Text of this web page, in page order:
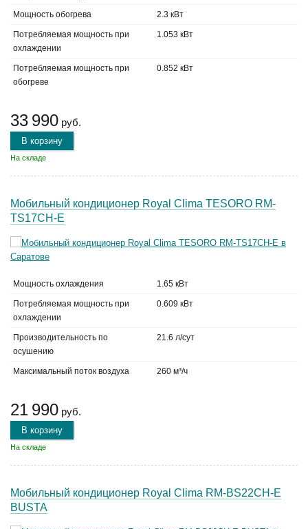
Мощность обогрева 2.3 кВт
Потребляемая мощность при
охлаждении
1.053 кВт
Потребляемая мощность при
обогреве
0.852 кВт
33 990 руб.
В корзину
На складе
Мобильный кондиционер Royal Clima TESORO RM-
TS17CH-E
Мощность охлаждения 1.65 кВт
Потребляемая мощность при
охлаждении
0.609 кВт
Производительность по
осушению
21.6 л/сут
Максимальный поток воздуха 260 м³/ч
21 990 руб.
В корзину
На складе
Мобильный кондиционер Royal Clima RM-BS22CH-E
BUSTA